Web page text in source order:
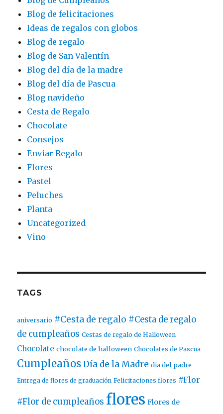
Blog de felicitaciones
Ideas de regalos con globos
Blog de regalo
Blog de San Valentín
Blog del día de la madre
Blog del día de Pascua
Blog navideño
Cesta de Regalo
Chocolate
Consejos
Enviar Regalo
Flores
Pastel
Peluches
Planta
Uncategorized
Vino
TAGS
aniversario #Cesta de regalo #Cesta de regalo
de cumpleaños Cestas de regalo de Halloween
Chocolate chocolate de halloween Chocolates de Pascua
Cumpleaños Día de la Madre dia del padre
Entrega de flores de graduación Felicitaciones flores #Flor
#Flor de cumpleaños flores Flores de